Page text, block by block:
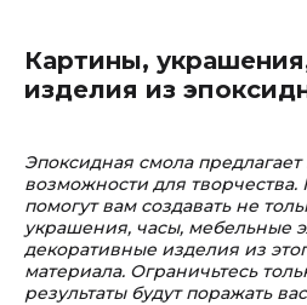
Картины,
изделия из
Эпоксидная смола
возможности для
помогут вам создавать не
украшения, часы, мебельные
декоративные изделия из
материала. Ограничьтесь
результаты будут поражать